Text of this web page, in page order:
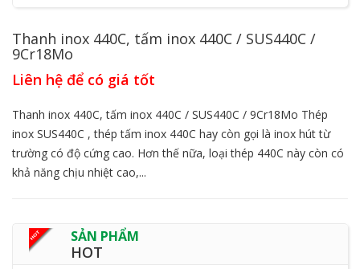
Thanh inox 440C, tấm inox 440C / SUS440C /
9Cr18Mo
Liên hệ để có giá tốt
Thanh inox 440C, tấm inox 440C / SUS440C / 9Cr18Mo Thép
inox SUS440C , thép tấm inox 440C hay còn gọi là inox hút từ
trường có độ cứng cao. Hơn thế nữa, loại thép 440C này còn có
khả năng chịu nhiệt cao,...
SẢN PHẨM
HOT